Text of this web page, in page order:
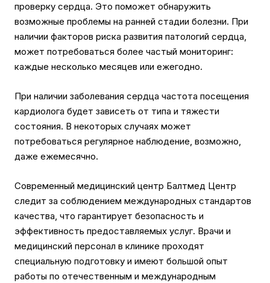
проверку сердца. Это поможет обнаружить
возможные проблемы на ранней стадии болезни. При
наличии факторов риска развития патологий сердца,
может потребоваться более частый мониторинг:
каждые несколько месяцев или ежегодно.
При наличии заболевания сердца частота посещения
кардиолога будет зависеть от типа и тяжести
состояния. В некоторых случаях может
потребоваться регулярное наблюдение, возможно,
даже ежемесячно.
Современный медицинский центр Балтмед Центр
следит за соблюдением международных стандартов
качества, что гарантирует безопасность и
эффективность предоставляемых услуг. Врачи и
медицинский персонал в клинике проходят
специальную подготовку и имеют большой опыт
работы по отечественным и международным